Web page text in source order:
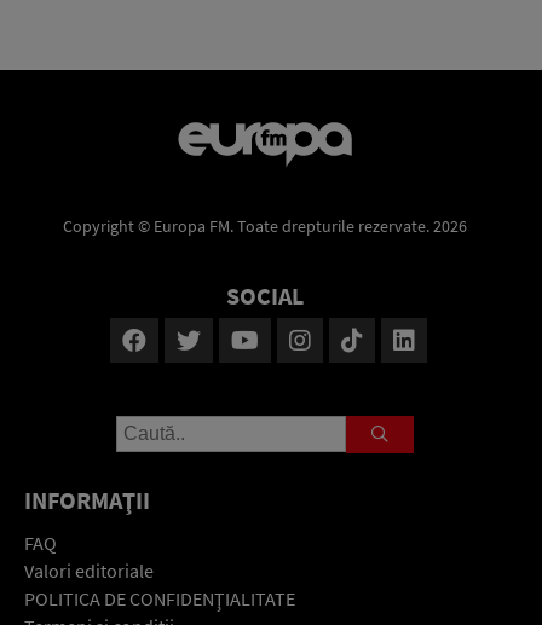
Copyright © Europa FM. Toate drepturile rezervate. 2026
SOCIAL
INFORMAŢII
FAQ
Valori editoriale
POLITICA DE CONFIDENŢIALITATE